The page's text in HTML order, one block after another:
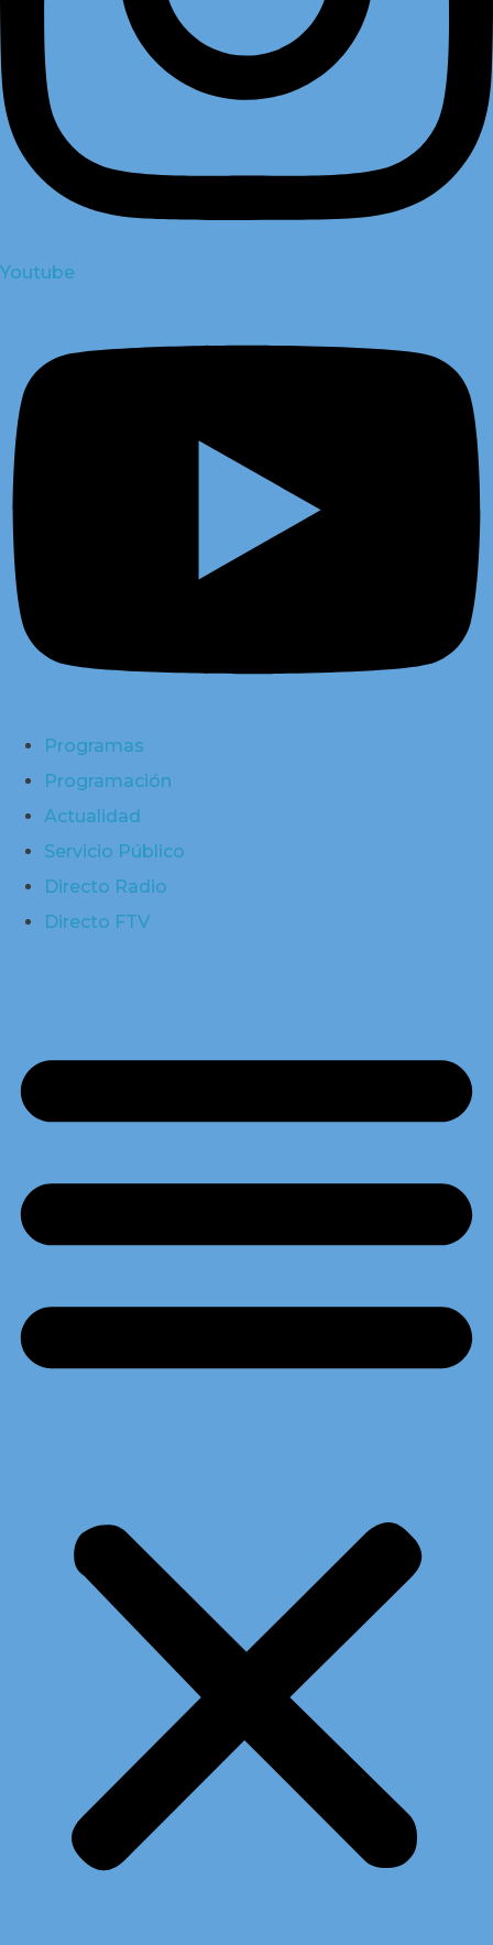
Youtube
Programas
Programación
Actualidad
Servicio Público
Directo Radio
Directo FTV